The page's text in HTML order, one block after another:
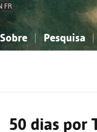
FR
Sobre Pesquisa
50 dias por